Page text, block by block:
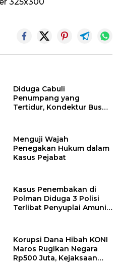
Diduga Cabuli
Penumpang yang
Tertidur, Kondektur Bus
Menguji Wajah
Penegakan Hukum dalam
Kasus Pejabat
Kasus Penembakan di
Polman Diduga 3 Polisi
Terlibat Penyuplai Amunisi
Korupsi Dana Hibah KONI
Maros Rugikan Negara
Rp500 Juta, Kejaksaan